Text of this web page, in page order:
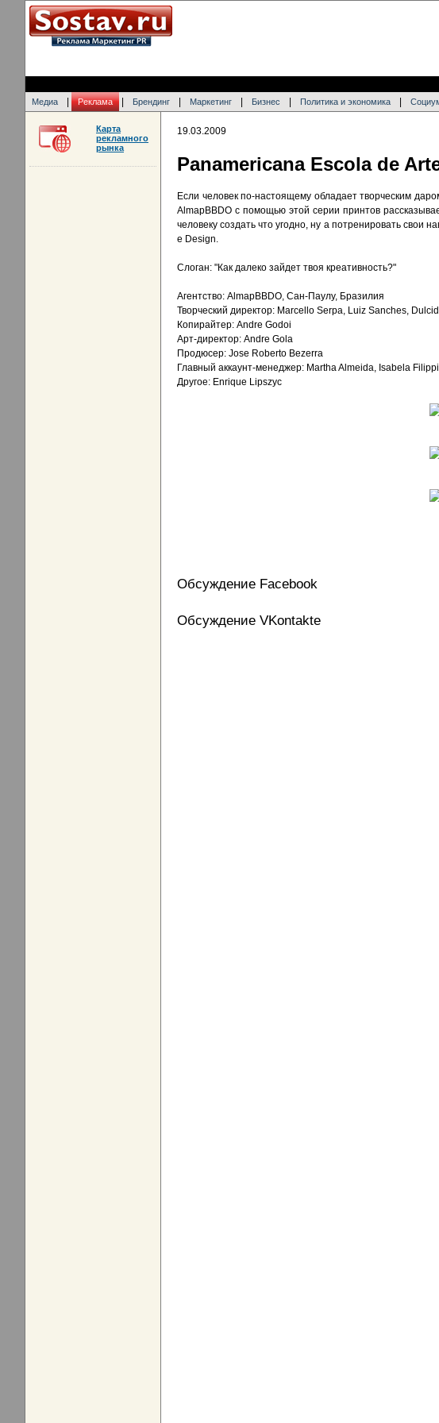
Медиа Реклама Брендинг Маркетинг Бизнес Политика и экономика
19.03.2009
Panamericana Escola de
Если человек по-настоящему обладает творческим
AlmapBBDO с помощью этой серии принтов
человеку создать что угодно, ну а потренировать свои
e Design.
Слоган: "Как далеко зайдет твоя креативность?"
Агентство: AlmapBBDO, Сан-Паулу, Бразилия
Творческий директор: Marcello Serpa, Luiz Sanches,
Копирайтер: Andre Godoi
Арт-директор: Andre Gola
Продюсер: Jose Roberto Bezerra
Главный аккаунт-менеджер: Martha Almeida, Isabela Filippi
Другое: Enrique Lipszyc
Обсуждение Facebook
Обсуждение VKontakte
Карта
рекламного
рынка